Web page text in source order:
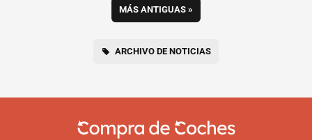
MÁS ANTIGUAS »
ARCHIVO DE NOTICIAS